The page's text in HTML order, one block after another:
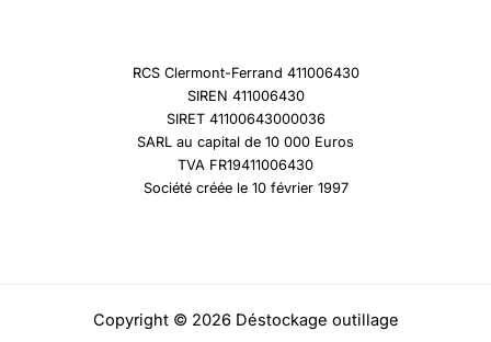
RCS Clermont-Ferrand 411006430
SIREN 411006430
SIRET 41100643000036
SARL au capital de 10 000 Euros
TVA FR19411006430
Société créée le 10 février 1997
Copyright © 2026 Déstockage outillage